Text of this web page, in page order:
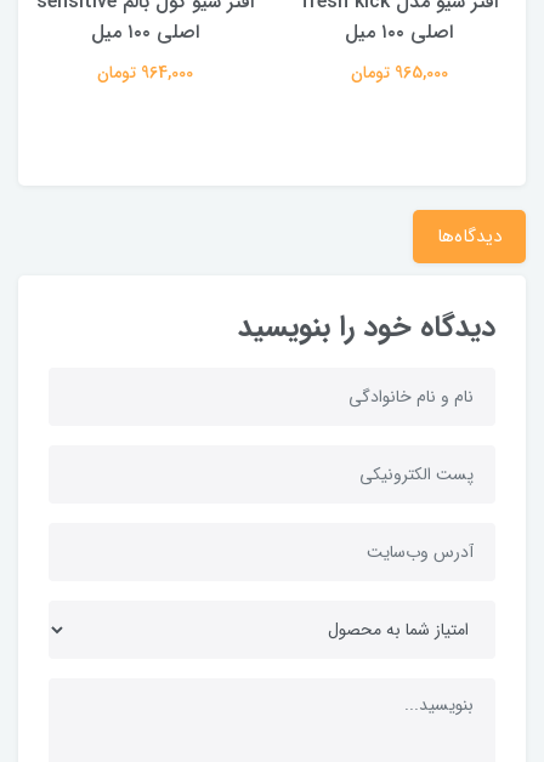
اصلی ۱۰۰ میل
965,000 تومان
اصلی ۱۰۰ میل
964,000 تومان
دیدگاه‌ها
دیدگاه خود را بنویسید